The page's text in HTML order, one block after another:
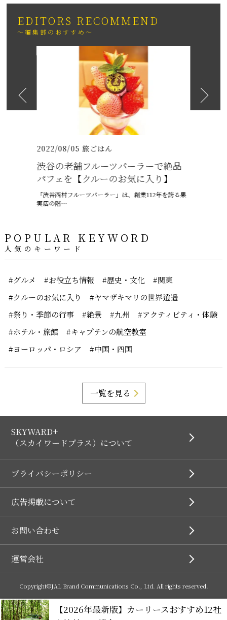
【2026年最新版】カーリースおすすめ12社
EDITORS RECOMMEND
～編集部のおすすめ～
2026
紹介
2022/08/05 旅ごはん
渋谷の老舗フルーツパーラーで絶品
パフェを【クルーのお気に入り】
「渋谷西村フルーツパーラー」は、創業112年を誇る果
実店の階…
POPULAR KEYWORD
人気のキーワード
#グルメ #お役立ち情報 #歴史・文化
#関東
#クルーのお気に入り
#ヤマザキマリの世界逍遥
#祭り・季節の行事
#絶景 #九州
#アクティビティ・体験
#ホテル・旅館
#キャプテンの航空教室
#ヨーロッパ・ロシア
#中国・四国
一覧を見る
SKYWARD+
（スカイワードプラス）について
プライバシーポリシー
広告掲載について
お問い合わせ
運営会社
Copyright©JAL Brand Communications Co., Ltd. All rights reserved.